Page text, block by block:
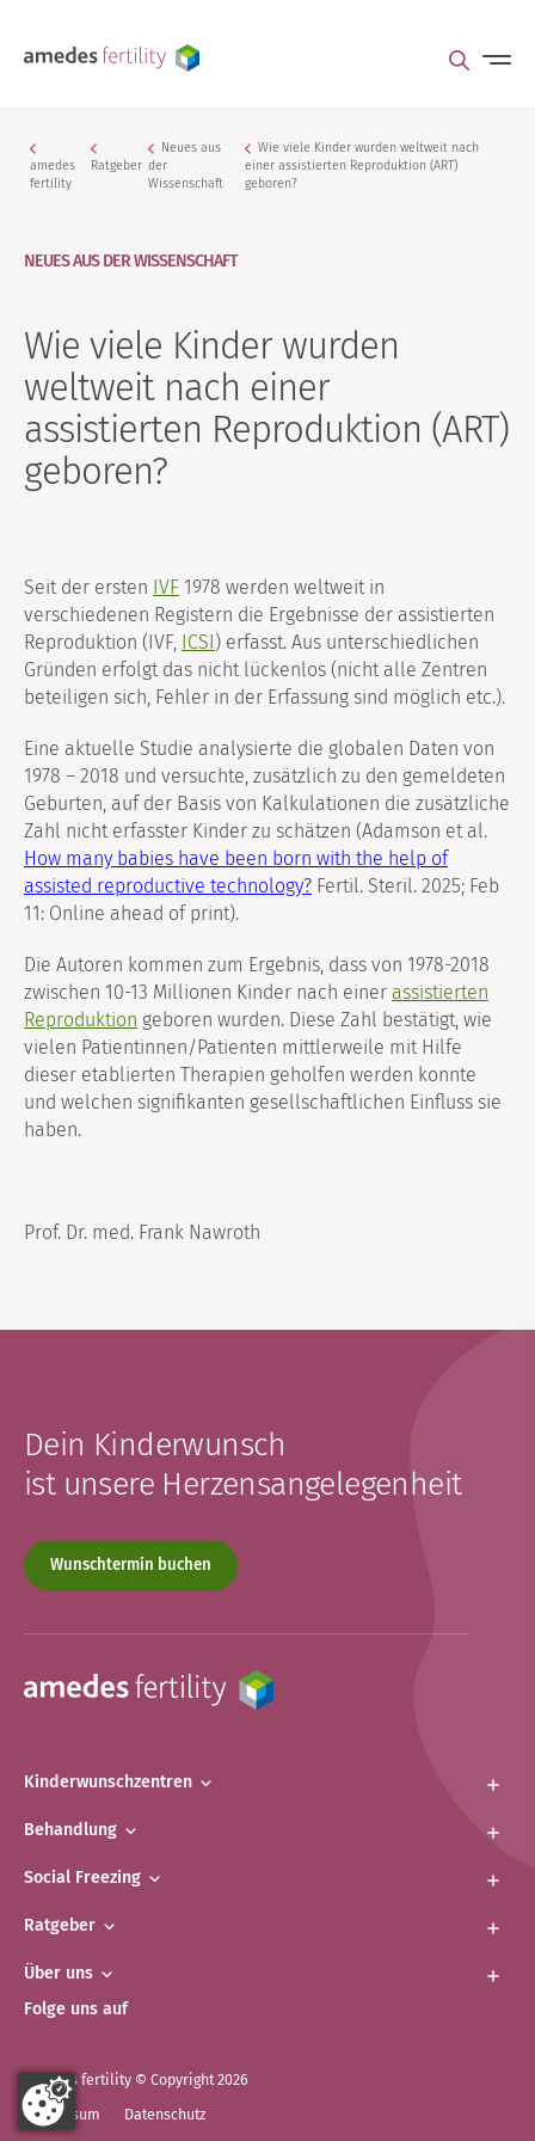
amedes
fertility
Ratgeber
Neues aus
der
Wissenschaft
Wie viele Kinder wurden weltweit nach
einer assistierten Reproduktion (ART)
geboren?
NEUES AUS DER WISSENSCHAFT
Wie viele Kinder wurden
weltweit nach einer
assistierten Reproduktion (ART)
geboren?
Seit der ersten IVF 1978 werden weltweit in
verschiedenen Registern die Ergebnisse der assistierten
Reproduktion (IVF, ICSI) erfasst. Aus unterschiedlichen
Gründen erfolgt das nicht lückenlos (nicht alle Zentren
beteiligen sich, Fehler in der Erfassung sind möglich etc.).
Eine aktuelle Studie analysierte die globalen Daten von
1978 – 2018 und versuchte, zusätzlich zu den gemeldeten
Geburten, auf der Basis von Kalkulationen die zusätzliche
Zahl nicht erfasster Kinder zu schätzen (Adamson et al.
How many babies have been born with the help of
assisted reproductive technology? Fertil. Steril. 2025; Feb
11: Online ahead of print).
Die Autoren kommen zum Ergebnis, dass von 1978-2018
zwischen 10-13 Millionen Kinder nach einer assistierten
Reproduktion geboren wurden. Diese Zahl bestätigt, wie
vielen Patientinnen/Patienten mittlerweile mit Hilfe
dieser etablierten Therapien geholfen werden konnte
und welchen signifikanten gesellschaftlichen Einfluss sie
haben.
Prof. Dr. med. Frank Nawroth
Dein Kinderwunsch
ist unsere Herzensangelegenheit
Wunschtermin buchen
Kinderwunschzentren
Behandlung
Social Freezing
Ratgeber
Über uns
Folge uns auf
amedes fertility © Copyright 2026
Impressum
Datenschutz